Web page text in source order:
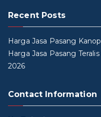
Recent Posts
Harga Jasa Pasang
Harga Jasa Pasang
2026
Contact Information